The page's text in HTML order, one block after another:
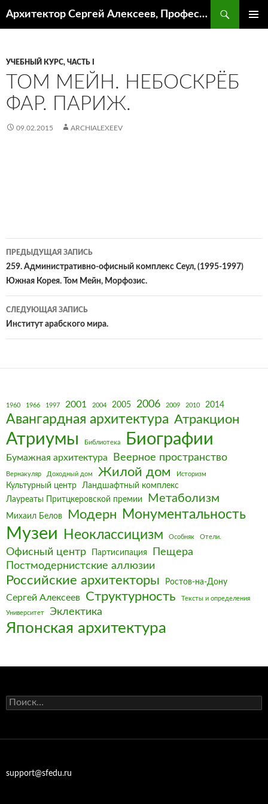
Архитектор Сергей Алексеев, Профессор кафедры ИА и АР ААИ ЮФУ
УЧЕБНЫЙ КУРС, ЧАСТЬ I
ТОМ МЕЙН. НЕБОСКРЁБ
ФАР. ПАРИЖ.
09.02.2015 ARCHIALEXEEV
Навигация
по
записям
ПРЕДЫДУЩАЯ ЗАПИСЬ
259. Административно-офисный комплекс Сеул, (1995-1997)
Южная Корея. Том Мейн, Морфозис.
СЛЕДУЮЩАЯ ЗАПИСЬ
Институт арабского мира.
1960 1966 1997 2001 2004 2005 2006 2009 2010 2014
Авангардная архитектура Атракцион
Атриумы Библиотека Биографии
Бумажная архитектура Веерное пространство
Вернакуляр Доходный дом Жилой дом Историзм
Культурный центр
Ландшафтный комплекс
Лауреаты Притцкеровской премии
Метаболизм
Михаил Белов Модерн Монументальность
Музеи Неоклассицизм Особняк Отели.
Офисный центр Партисипация
Пещера
Постмодернистские аллюзии
Российские архитекторы Ростов-на-Дону
Сергей Алексеев Структурность Тексты и определения
Университет Эклектика
Японская архитектура
Найти:
support@sfedu.ru